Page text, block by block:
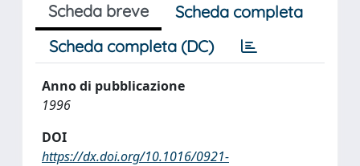
Scheda breve
Scheda completa
Scheda completa (DC)
Anno di pubblicazione
1996
DOI
https://dx.doi.org/10.1016/0921-